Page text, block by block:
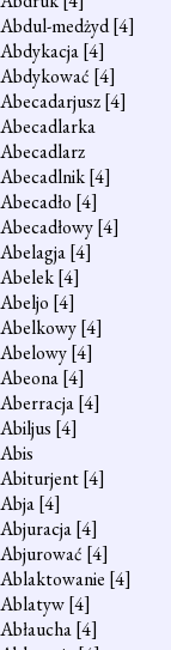
Abdul-medżyd[4]
Abdykacja[4]
Abdykować [4]
Abecadarjusz[4]
Abecadlarka
Abecadlarz
Abecadlnik[4]
Abecadło [4]
Abecadłowy[4]
Abelagja[4]
Abelek[4]
Abeljo [4]
Abelkowy[4]
Abelowy[4]
Abeona[4]
Aberracja[4]
Abiljus [4]
Abis
Abiturjent[4]
Abja[4]
Abjuracja[4]
Abjurować [4]
Ablaktowanie [4]
Ablatyw[4]
Abłaucha[4]